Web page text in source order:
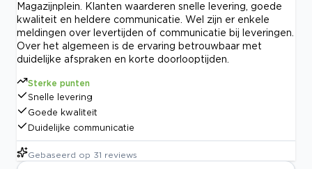
Magazijnplein. Klanten waarderen snelle levering, goede
kwaliteit en heldere communicatie. Wel zijn er enkele
meldingen over levertijden of communicatie bij leveringen.
Over het algemeen is de ervaring betrouwbaar met
duidelijke afspraken en korte doorlooptijden.
Sterke punten
Snelle levering
Goede kwaliteit
Duidelijke communicatie
Gebaseerd op 31 reviews